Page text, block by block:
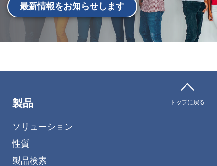
最新情報をお知らせします
製品
ソリューション
性質
製品検索
トップに戻る